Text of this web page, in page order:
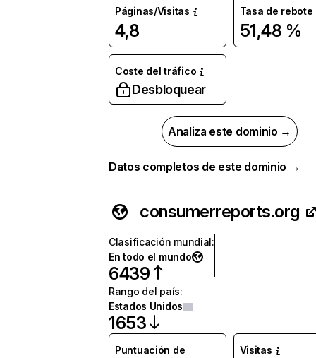
Páginas/Visitas
4,8
Tasa de rebote
51,48 %
Coste del tráfico
Desbloquear
Analiza este dominio →
Datos completos de este dominio →
consumerreports.org
Clasificación mundial:
En todo el mundo
6439
Rango del país:
Estados Unidos
1653
Puntuación de
Visitas